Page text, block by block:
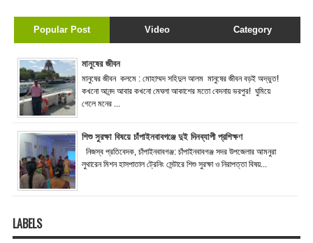
Popular Post Video Category
মানুষের জীবন
মানুষের জীবন কলমে : মোহাম্মদ সহিদুল আলম মানুষের জীবন বড়ই অদ্ভুত!
কখনো আনন্দ আবার কখনো মেঘলা আকাশের মতো বেদনায় ভরপুর! ঘুমিয়ে
গেলে মনের ...
শিশু সুরক্ষা বিষয়ে চাঁপাইনবাবগঞ্জে দুই দিনব্যাপী প্রশিক্ষণ
নিজস্ব প্রতিবেদক, চাঁপাইনবাবগঞ্জ: চাঁপাইনবাবগঞ্জ সদর উপজেলার আমনুরা
লুথারেন মিশন হাসপাতাল ট্রেনিং সেন্টারে শিশু সুরক্ষা ও নিরাপত্তা বিষয়...
LABELS